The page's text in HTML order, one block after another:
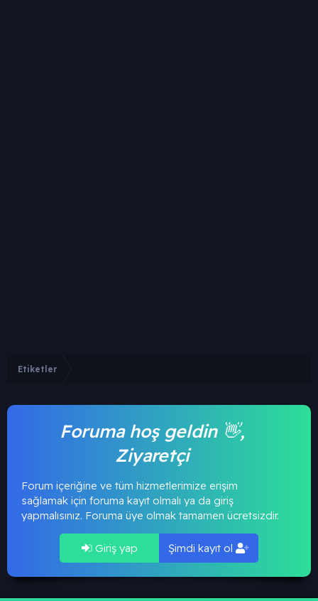
Etiketler
Foruma hoş geldin 👋,
Ziyaretçi
Forum içeriğine ve tüm hizmetlerimize erişim
sağlamak için foruma kayıt olmalı ya da giriş
yapmalısınız. Foruma üye olmak tamamen ücretsizdir.
Giriş yap Şimdi kayıt ol